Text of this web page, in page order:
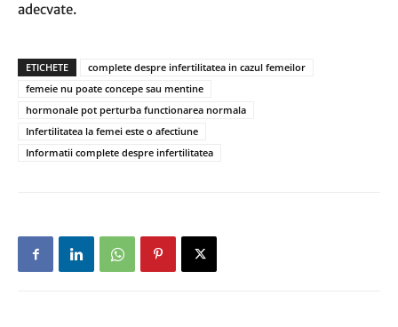
adecvate.
ETICHETE
complete despre infertilitatea in cazul femeilor
femeie nu poate concepe sau mentine
hormonale pot perturba functionarea normala
Infertilitatea la femei este o afectiune
Informatii complete despre infertilitatea